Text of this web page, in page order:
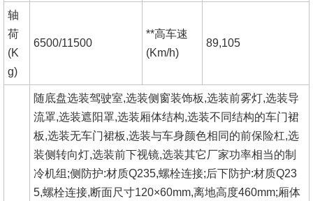
轴
荷
(K
g)
6500/11500
**高车速
(Km/h)
89,105
随底盘选装驾驶室,选装侧窗装饰板,选装前雾灯,选装导
流罩,选装遮阳罩,选装厢体结构,选装不同结构的车门裙
板,选装无车门裙板,选装与车身颜色相同的前保险杠,选
装侧转向灯,选装前下视镜,选装其它厂家功率相当的制
冷机组;侧防护:材质Q235,螺栓连接;后下防护:材质Q23
5,螺栓连接,断面尺寸120×60mm,离地高度460mm;厢体